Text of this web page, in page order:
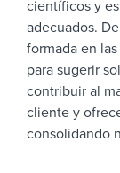
científicos y
adecuados.
formada en
para sugerir
contribuir al
cliente y
consolidando